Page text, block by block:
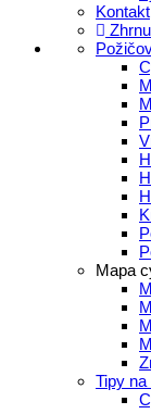
Kontakt
Mapa
Tipy